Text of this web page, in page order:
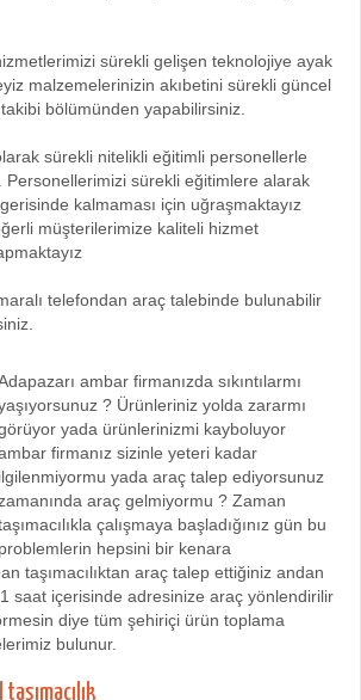
sürekli gelişen teknolojiye ayak
malzemelerinizin akıbetini sürekli güncel
bölümünden yapabilirsiniz.
sürekli nitelikli eğitimli personellerle
Personellerimizi sürekli eğitimlere alarak
kalmaması için uğraşmaktayız
müşterilerimize kaliteli hizmet
telefondan araç talebinde bulunabilir
ambar firmanızda sıkıntılarmı
? Ürünleriniz yolda zararmı
yada ürünlerinizmi kayboluyor
firmanız sizinle yeteri kadar
ilgilenmiyormu yada araç talep ediyorsunuz
araç gelmiyormu ? Zaman
çalışmaya başladığınız gün bu
problemlerin hepsini bir kenara
taşımacılıktan araç talep ettiğiniz andan
saat içerisinde adresinize araç yönlendirilir
diye tüm şehiriçi ürün toplama
bulunur.